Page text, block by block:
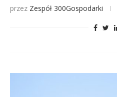
przez Zespół 300Gospodarki